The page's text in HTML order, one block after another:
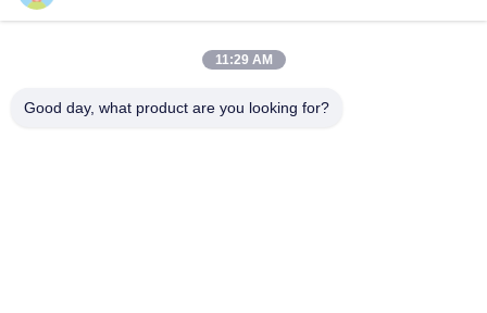
Kontak Cepat
11:29 AM
Good day, what product are you looking for?